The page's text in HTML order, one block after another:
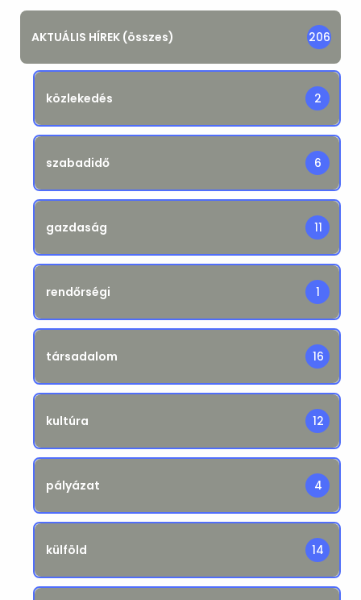
AKTUÁLIS HÍREK (összes) 206
közlekedés 2
szabadidő 6
gazdaság 11
rendőrségi 1
társadalom 16
kultúra 12
pályázat 4
külföld 14